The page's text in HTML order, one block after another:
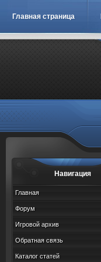
Главная страница
Навигация
Главная
Форум
Игровой архив
Обратная связь
Каталог статей